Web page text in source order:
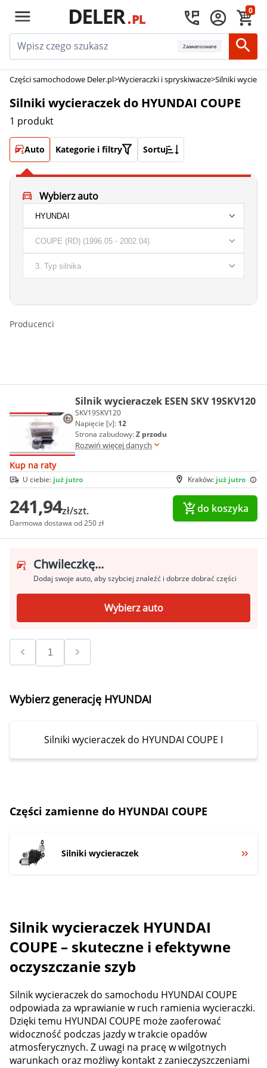
0
Zaawansowane
Części samochodowe Deler.pl>Wycieraczki i spryskiwacze>Silniki
Silniki wycieraczek do HYUNDAI COUPE
1 produkt
Auto Kategorie i filtry Sortuj
Wybierz auto
Producenci
Silnik wycieraczek ESEN SKV 19SKV120
SKV19SKV120
Napięcie [v]: 12
Strona zabudowy:Z przodu
Rozwiń więcej danych
Kup na raty
Kraków: już jutro
U ciebie: już jutro
241,94zł/szt.
Darmowa dostawa od 250 zł
do koszyka
Chwileczkę...
Dodaj swoje auto, aby szybciej znaleźć i dobrze dobrać części
Wybierz auto
Wybierz generację HYUNDAI
Silniki wycieraczek do HYUNDAI COUPE I
Części zamienne do HYUNDAI COUPE
Silniki wycieraczek
Silnik wycieraczek HYUNDAI
COUPE – skuteczne i efektywne
oczyszczanie szyb
Silnik wycieraczek do samochodu HYUNDAI COUPE
odpowiada za wprawianie w ruch ramienia wycieraczki.
Dzięki temu HYUNDAI COUPE może zaoferować
widoczność podczas jazdy w trakcie opadów
atmosferycznych. Z uwagi na pracę w wilgotnych
warunkach oraz możliwy kontakt z zanieczyszczeniami